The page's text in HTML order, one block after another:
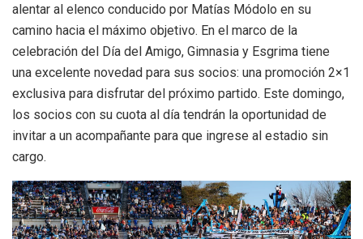
alentar al elenco conducido por Matías Módolo en su
camino hacia el máximo objetivo. En el marco de la
celebración del Día del Amigo, Gimnasia y Esgrima tiene
una excelente novedad para sus socios: una promoción 2×1
exclusiva para disfrutar del próximo partido. Este domingo,
los socios con su cuota al día tendrán la oportunidad de
invitar a un acompañante para que ingrese al estadio sin
cargo.